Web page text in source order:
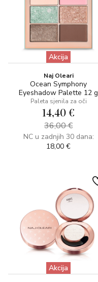
Akcija
Naj Oleari
Ocean Symphony
Eyeshadow Palette 12 g
Paleta sjenila za oči
14,40 €
36,00 €
NC u zadnjih 30 dana:
18,00 €
Akcija